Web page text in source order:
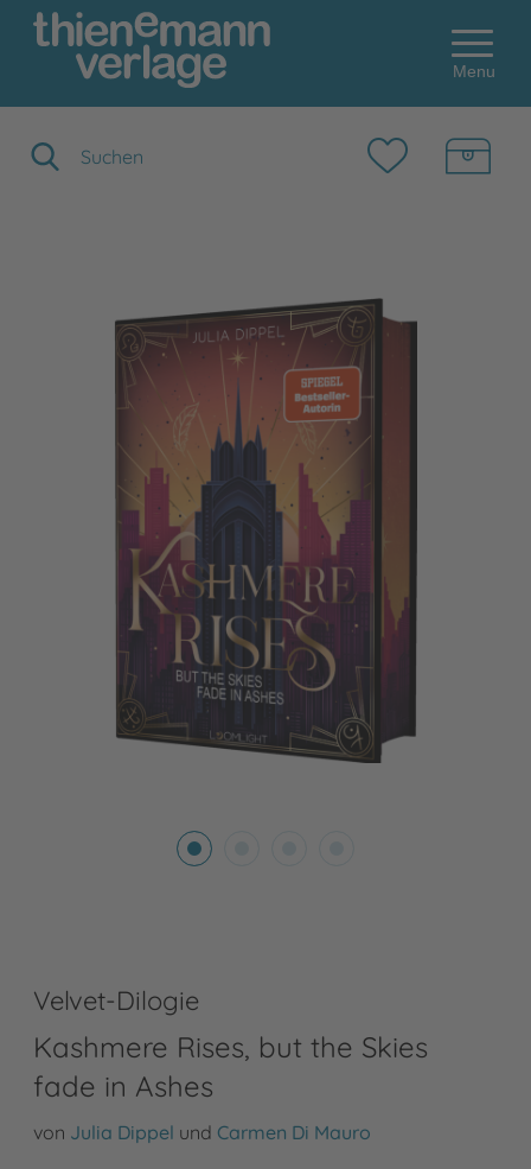
Menu
Velvet-Dilogie
Kashmere Rises, but the Skies
fade in Ashes
von Julia Dippel und Carmen Di Mauro